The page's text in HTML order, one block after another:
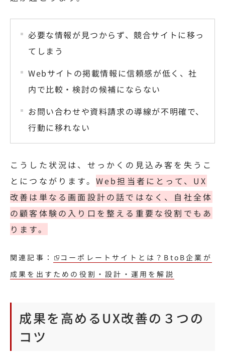
必要な情報が見つからず、競合サイトに移っ
てしまう
Webサイトの掲載情報に信頼感が低く、社
内で比較・検討の候補にならない
お問い合わせや資料請求の導線が不明確で、
行動に移れない
こうした状況は、せっかくの見込み客を失うこ
とにつながります。 Web担当者にとって、UX
改善は単なる画面設計の話ではなく、自社全体
の顧客体験の入り口を整える重要な役割でもあ
ります。
関連記事：
コーポレートサイトとは？BtoB企業が
成果を出すための役割・設計・運用を解説
成果を高めるUX改善の３つの
コツ